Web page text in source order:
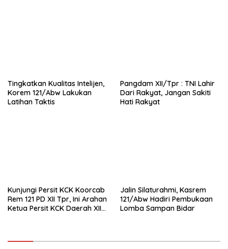
Tingkatkan Kualitas Intelijen,
Korem 121/Abw Lakukan
Latihan Taktis
Pangdam XII/Tpr : TNI Lahir
Dari Rakyat, Jangan Sakiti
Hati Rakyat
Kunjungi Persit KCK Koorcab
Rem 121 PD XII Tpr, Ini Arahan
Ketua Persit KCK Daerah XII
Jalin Silaturahmi, Kasrem
121/Abw Hadiri Pembukaan
Lomba Sampan Bidar